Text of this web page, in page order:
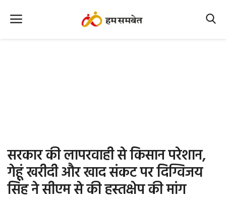
Office Office
Political Gossips
सरकार की लापरवाही से किसान परेशान,
गेहूं खरीदी और खाद संकट पर दिग्विजय
सिंह ने सीएम से की हस्तक्षेप की मांग